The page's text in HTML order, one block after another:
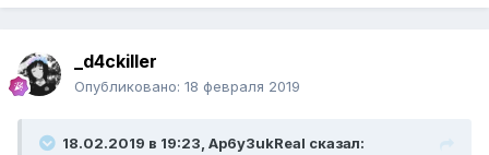
_d4ckiller
Опубликовано: 18 февраля 2019
18.02.2019 в 19:23, Ap6y3ukReal сказал: